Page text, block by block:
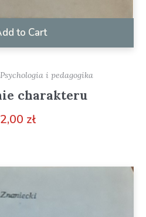
to Cart
Psychologia i pedagogika
charakteru
zł